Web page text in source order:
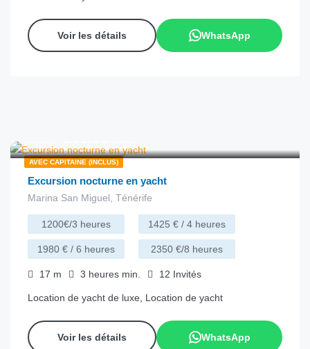
Voir les détails WhatsApp
AVEC CAPITAINE (INCLUS)
Excursion nocturne en yacht
Marina San Miguel, Ténérife
1200€/3 heures 1425 € / 4 heures
1980 € / 6 heures 2350 €/8 heures
17 m 3 heures min. 12 Invités
Location de yacht de luxe, Location de yacht
Voir les détails WhatsApp